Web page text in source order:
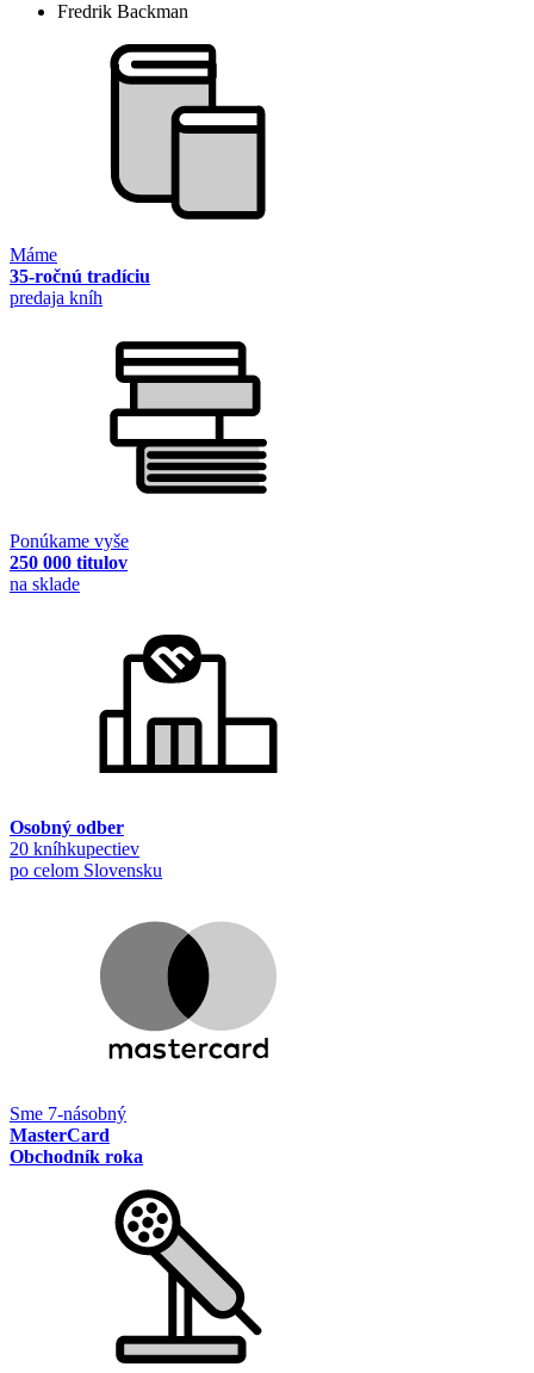
Fredrik Backman
Máme
35-ročnú tradíciu
predaja kníh
Ponúkame vyše
250 000 titulov
na sklade
Osobný odber
20 kníhkupectiev
po celom Slovensku
Sme 7-násobný
MasterCard
Obchodník roka